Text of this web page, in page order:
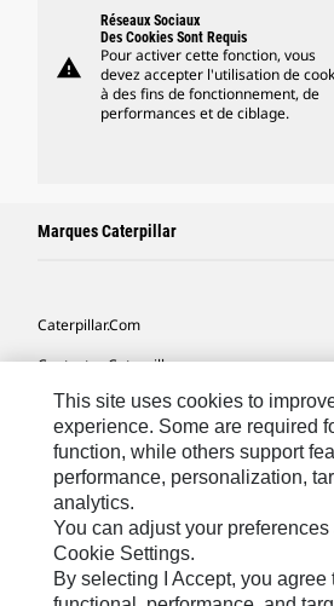
warning
Réseaux Sociaux
Des Cookies Sont Requis
Pour activer cette fonction, vous
devez accepter l'utilisation de
à des fins de fonctionnement, de
performances et de ciblage.
Marques Caterpillar
Caterpillar.com
Contacter Caterpillar
Mes Préférences Marketing
Plan Du Site
Cookie Settings
Légales
Confidentialité
This site uses cookies to
experience. Some are required
function, while others support
performance, personalization,
analytics.
You can adjust your
Cookie Settings.
By selecting I Accept, you agree